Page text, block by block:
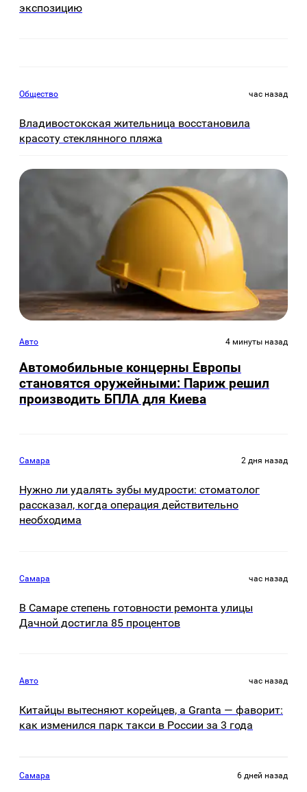
экспозицию
Общество час назад
Владивостокская жительница восстановила
красоту стеклянного пляжа
Авто 4 минуты назад
Автомобильные концерны Европы
становятся оружейными: Париж решил
производить БПЛА для Киева
Самара 2 дня назад
Нужно ли удалять зубы мудрости: стоматолог
рассказал, когда операция действительно
необходима
Самара час назад
В Самаре степень готовности ремонта улицы
Дачной достигла 85 процентов
Авто час назад
Китайцы вытесняют корейцев, а Granta — фаворит:
как изменился парк такси в России за 3 года
Самара 6 дней назад